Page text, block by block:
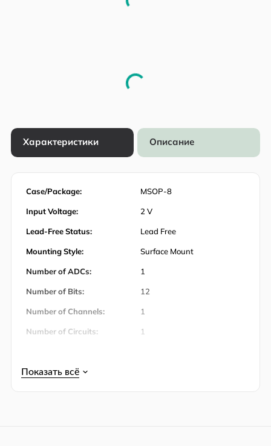
Характеристики Описание
Case/Package: MSOP-8
Input Voltage: 2 V
Lead-Free Status: Lead Free
Mounting Style: Surface Mount
Number of ADCs: 1
Number of Bits: 12
Number of Channels: 1
Number of Circuits: 1
Operating Temperature: